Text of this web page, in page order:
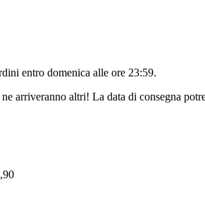
entro domenica alle ore 23:59.
arriveranno altri! La data di consegna